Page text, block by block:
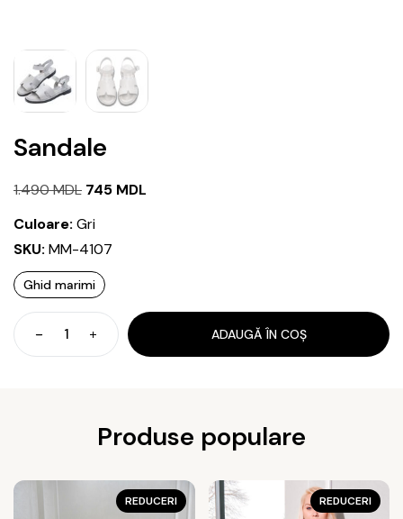
Sandale
1.490MDL Prețul
1.490 MDL.
745 MDL
Culoare: Gri
SKU: MM-4107
Ghid marimi
Cantitate
Sandale
ADAUGĂ ÎN COȘ
Produse populare
REDUCERI REDUCERI